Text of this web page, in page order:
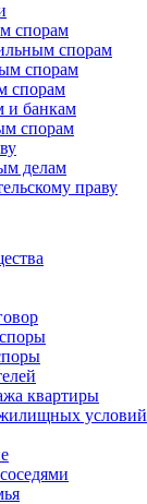
спорам
спорам
спорам
спорам
и банкам
спорам
делам
праву
квартиры
условий